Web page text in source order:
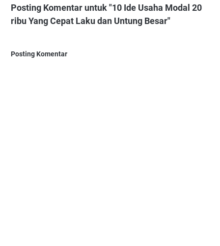
Posting Komentar untuk "10 Ide Usaha Modal 20
ribu Yang Cepat Laku dan Untung Besar"
Posting Komentar